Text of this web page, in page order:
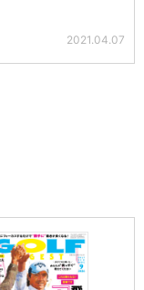
2021.04.07